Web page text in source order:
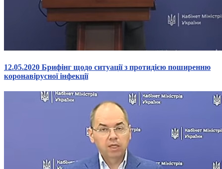
12.05.2020 Брифінг щодо ситуації з протидією поширенню
коронавірусної інфекції